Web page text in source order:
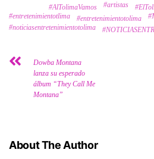
#AlTolimaVamos #artistas
#entretenimientotlima
#entretenimientotolima
#noticiasentretenimientotolima
Dowba Montana
lanza su esperado
álbum “They Call Me
Montana”
About The Author